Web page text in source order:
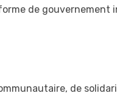
de gouvernement
de